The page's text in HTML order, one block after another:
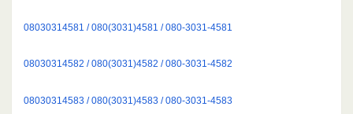
08030314581 / 080(3031)4581 / 080-3031-4581
08030314582 / 080(3031)4582 / 080-3031-4582
08030314583 / 080(3031)4583 / 080-3031-4583